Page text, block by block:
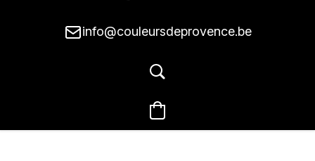
info@couleursdeprovence.be